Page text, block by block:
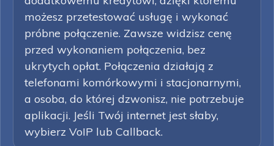
możesz przetestować usługę i wykonać
próbne połączenie. Zawsze widzisz cenę
przed wykonaniem połączenia, bez
ukrytych opłat. Połączenia działają z
telefonami komórkowymi i stacjonarnymi,
a osoba, do której dzwonisz, nie potrzebuje
aplikacji. Jeśli Twój internet jest słaby,
wybierz VoIP lub Callback.